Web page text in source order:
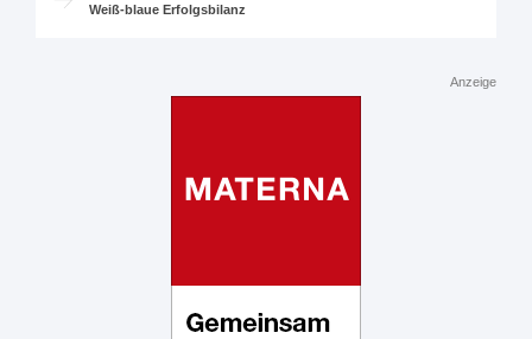
Weiß-blaue Erfolgsbilanz
Anzeige